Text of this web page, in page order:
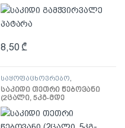
8,50 ₾
საყოფაცხოვრებო
საყოფაცხოვრებო
პლასტიკი
საკიდი თეთრი წებოვანი
(2ცალი, 5კგ-მდე
გამძლეობა)